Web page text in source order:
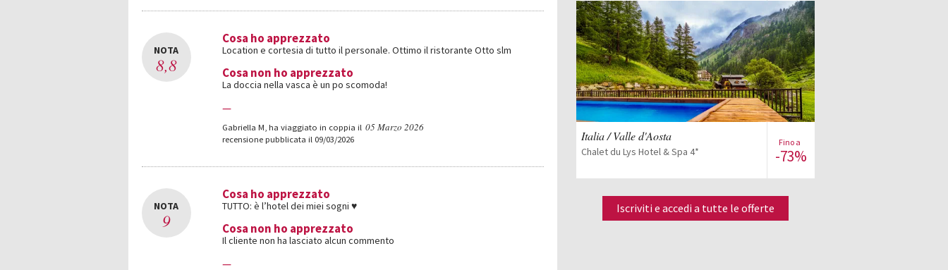
NOTA
8,8
Cosa ho apprezzato
Location e cortesia di tutto il personale. Ottimo il ristorante Otto slm
Cosa non ho apprezzato
La doccia nella vasca è un po scomoda!
—
Gabriella M ha viaggiato in coppia il 05 Marzo 2026
recensione pubblicata il 09/03/2026
NOTA
9
Cosa ho apprezzato
TUTTO: è l’hotel dei miei sogni ♥️
Cosa non ho apprezzato
Il cliente non ha lasciato alcun commento
—
Visualizza l'offerta
Italia / Valle d'Aosta
Chalet du Lys Hotel & Spa 4*
Fino a
-73%
Iscriviti e accedi a tutte le offerte